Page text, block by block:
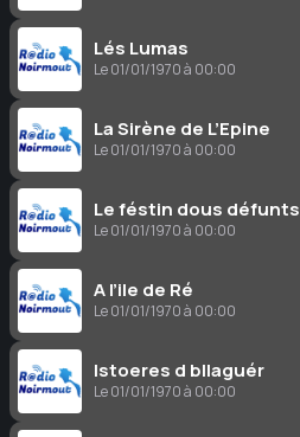
Lés Lumas
Le 01/01/1970 à 00:00
La Sirène de L’Epine
Le 01/01/1970 à 00:00
Le féstin dous défunts
Le 01/01/1970 à 00:00
A l’ile de Ré
Le 01/01/1970 à 00:00
Istoeres d bllaguér
Le 01/01/1970 à 00:00